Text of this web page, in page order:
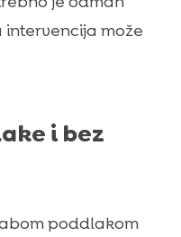
može
i bez
poddlakom